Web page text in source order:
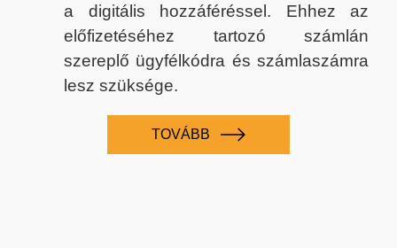
a digitális hozzáféréssel. Ehhez az
előfizetéséhez tartozó számlán
szereplő ügyfélkódra és számlaszámra
lesz szüksége.
TOVÁBB